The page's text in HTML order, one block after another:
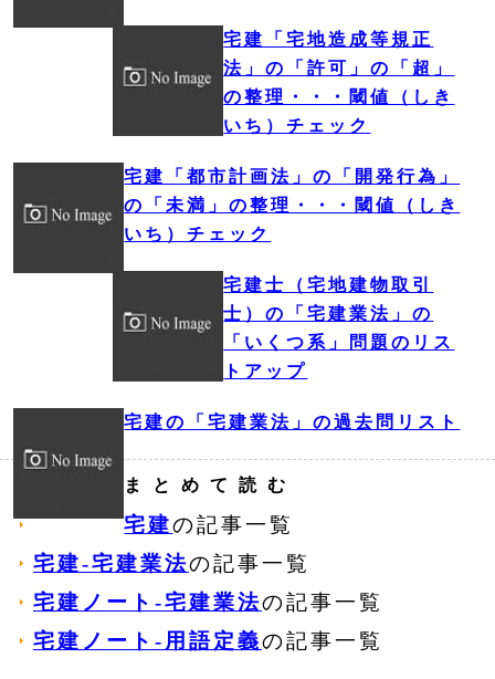
宅建「宅地造成等規正
法」の「許可」の「超」
の整理・・・閾値（しき
いち）チェック
宅建「都市計画法」の「開発行為」
の「未満」の整理・・・閾値（しき
いち）チェック
宅建士（宅地建物取引
士）の「宅建業法」の
「いくつ系」問題のリス
トアップ
宅建の「宅建業法」の過去問リスト
まとめて読む
宅建の記事一覧
宅建‐宅建業法の記事一覧
宅建ノート‐宅建業法の記事一覧
宅建ノート‐用語定義の記事一覧